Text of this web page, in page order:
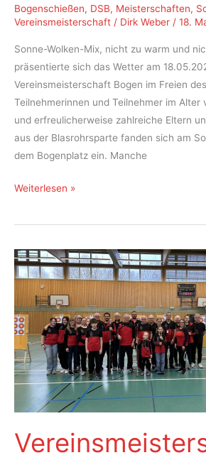
Bogenschießen, DSB, Meisterschaften,
Vereinsmeisterschaft / Dirk Weber / 18.
Sonne-Wolken-Mix, nicht zu warm und
präsentierte sich das Wetter am
Vereinsmeisterschaft Bogen im Freien
Teilnehmerinnen und Teilnehmer im Alter
und erfreulicherweise zahlreiche Eltern
aus der Blasrohrsparte fanden sich am
dem Bogenplatz ein. Manche
Vereinsmeisterschaft
im
Weiterlesen »